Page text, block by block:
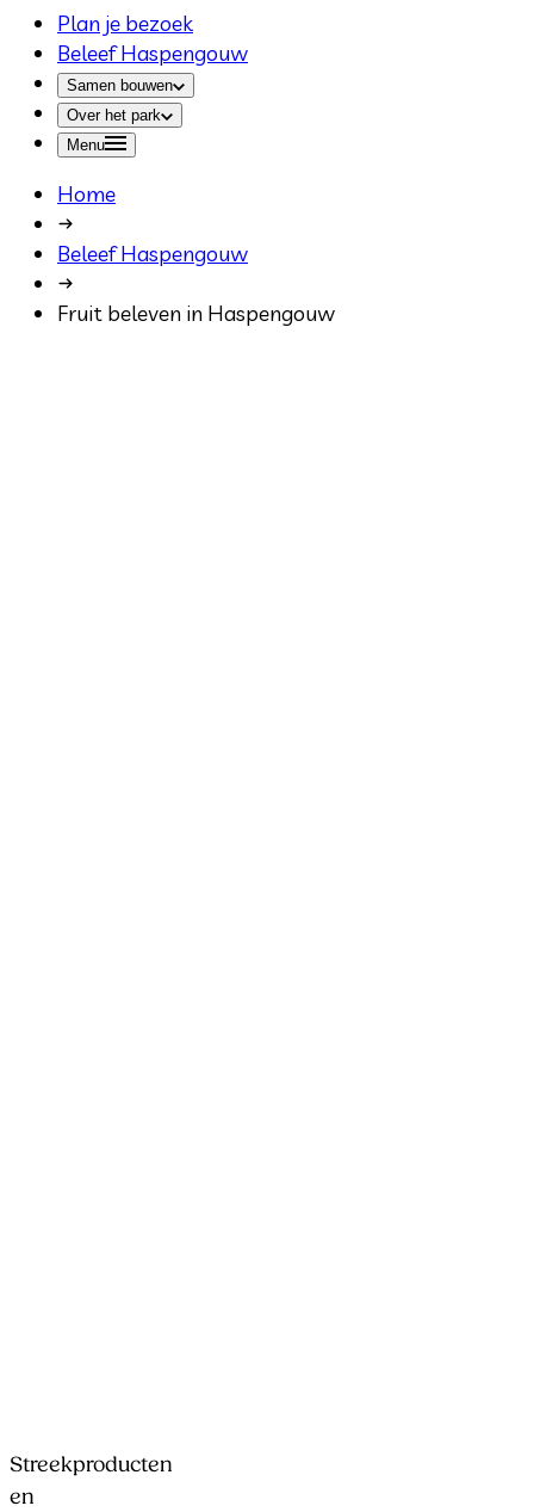
Plan je bezoek
Beleef Haspengouw
Samen bouwen
Over het park
Menu
Home
Beleef Haspengouw
Fruit beleven in Haspengouw
Streekproducten
en